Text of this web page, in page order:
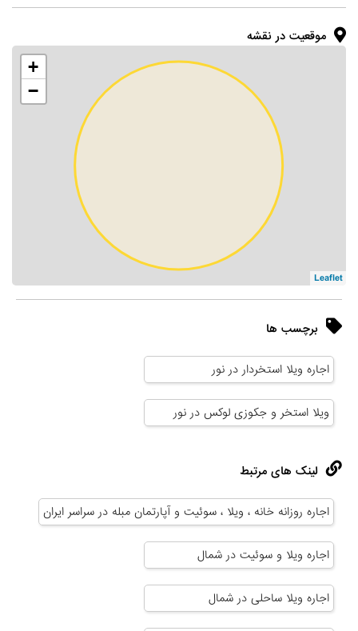
موقعیت در نقشه
+
−
Leaflet
برچسب ها
اجاره ویلا استخردار در نور
ویلا استخر و جکوزی لوکس در نور
لینک های مرتبط
اجاره روزانه خانه ، ویلا ، سوئیت و آپارتمان مبله در سراسر ایران
اجاره ویلا و سوئیت در شمال
اجاره ویلا ساحلی در شمال